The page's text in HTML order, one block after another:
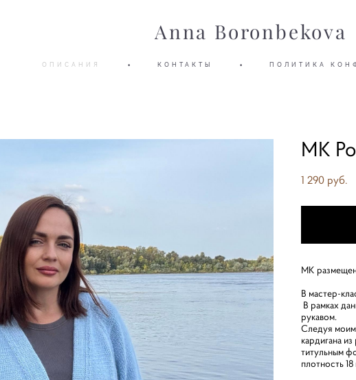
Anna Boronbekova
ОПИСАНИЯ • КОНТАКТЫ • ПОЛИТИКА
МК
1 290 pуб.
МК
В мастер-
В рамках
рукавом.
Следуя моим
кардигана
титульным
плотность